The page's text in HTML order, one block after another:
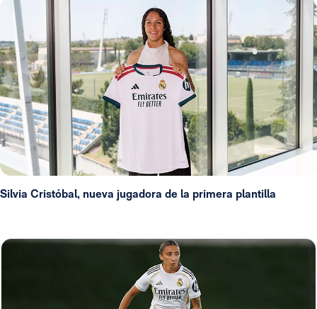
Silvia Cristóbal, nueva jugadora de la primera plantilla